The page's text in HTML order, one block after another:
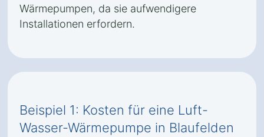
Wärmepumpen, da sie aufwendigere
Installationen erfordern.
Beispiel 1: Kosten für eine Luft-
Wasser-Wärmepumpe in Blaufelden